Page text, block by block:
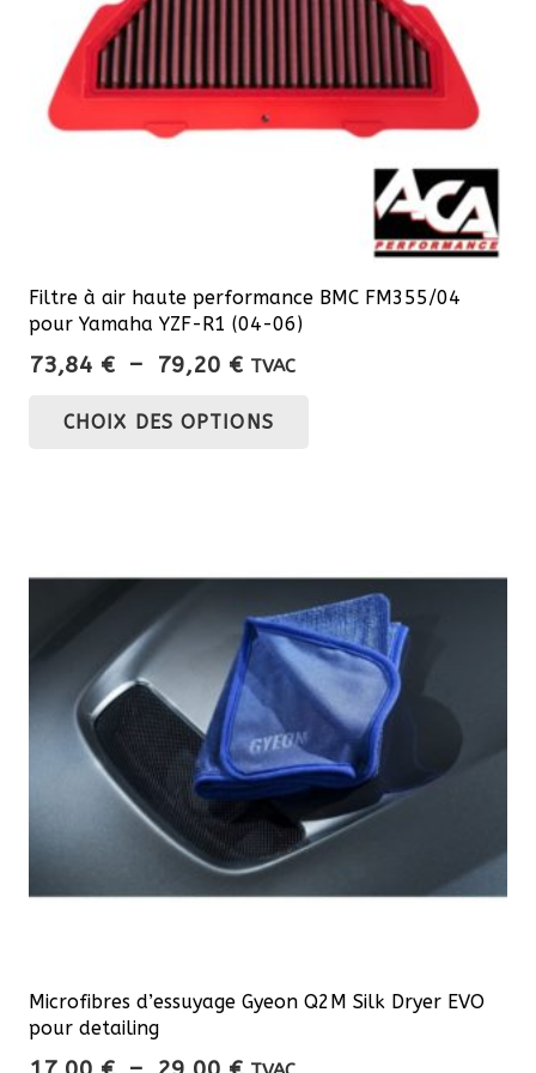
sur
page
du
Filtre à air haute performance BMC FM355/04
pour Yamaha YZF-R1 (04-06)
73,84 € – 79,20 €Plage
prix :
TVAC
CHOIX DES OPTIONS
options
peuvent
être
choisies
sur
la
du
Microfibres d’essuyage Gyeon Q2M Silk Dryer EVO
pour detailing
Plage